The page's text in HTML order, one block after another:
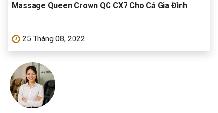
Massage Queen Crown QC CX7 Cho Cả Gia Đình
25 Tháng 08, 2022